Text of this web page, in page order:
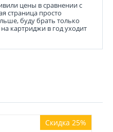
цены в сравнении с
страница просто
буду брать только
картриджи в год уходит
Скидка 25%